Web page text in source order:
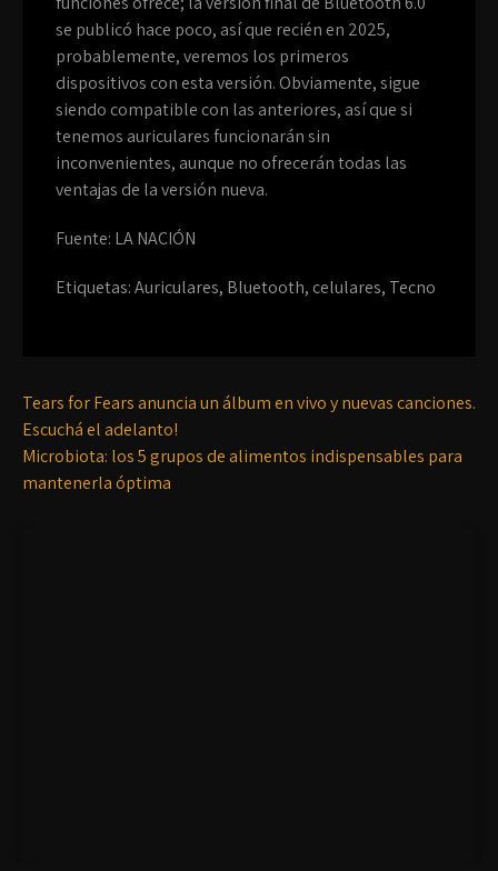
se publicó hace poco, así que recién en 2025,
probablemente, veremos los primeros
dispositivos con esta versión. Obviamente, sigue
siendo compatible con las anteriores, así que si
tenemos auriculares funcionarán sin
inconvenientes, aunque no ofrecerán todas las
ventajas de la versión nueva.
Fuente: LA NACIÓN
Etiquetas:Auriculares, Bluetooth, celulares, Tecno
Tears for Fears anuncia un álbum en vivo y nuevas canciones.
Escuchá el adelanto!
Microbiota: los 5 grupos de alimentos indispensables para
mantenerla óptima